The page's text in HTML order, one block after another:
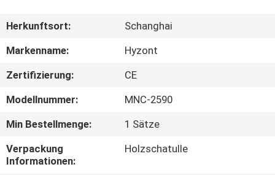
ÜBER
FABRIK-
AUSFLUG
QUALITÄTSKONTROLLE
Herkunftsort:
Schanghai
Markenname:
Hyzont
Zertifizierung:
CE
Modellnummer:
MNC-2590
Min Bestellmenge:
1 Sätze
Verpackung
Informationen:
Holzschatulle